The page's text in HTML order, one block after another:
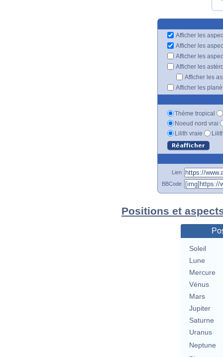
Afficher les
Afficher les
Afficher les
Afficher les
Afficher les
Afficher les
Thème tropical
Noeud nord vrai
Lilith vraie
Lien
BBCode
Positions et
Soleil
Lune
Mercure
Vénus
Mars
Jupiter
Saturne
Uranus
Neptune